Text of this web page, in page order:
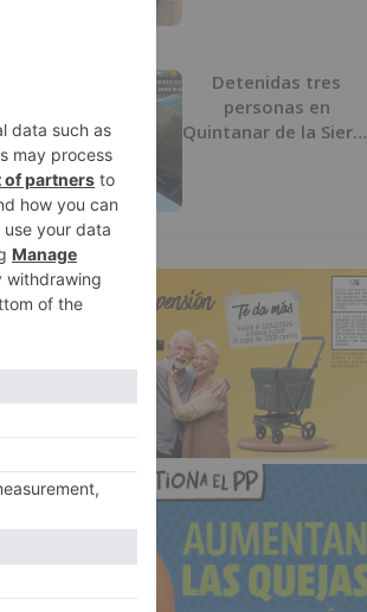
Detenidas tres
personas en
Quintanar de la Sierra